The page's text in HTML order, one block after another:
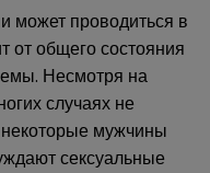
может проводиться в
от общего состояния
Несмотря на
случаях не
мужчины
сексуальные